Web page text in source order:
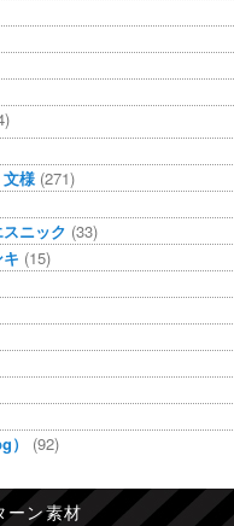
様 (271)
ニック (33)
(15)
(92)
ーン素材